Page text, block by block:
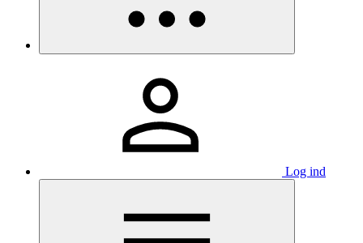
Log ind